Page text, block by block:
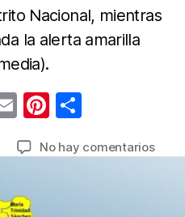
Nacional, mientras
la alerta amarilla
E
ail
Pi
er m
No hay comentariosen